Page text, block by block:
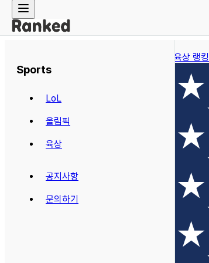
Sports
LoL
올림픽
육상
공지사항
문의하기
← 육상 랭킹